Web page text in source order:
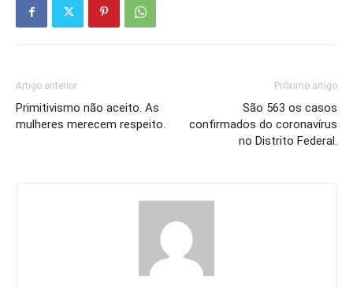
Artigo anterior
Primitivismo não aceito. As
mulheres merecem respeito.
Próximo artigo
São 563 os casos
confirmados do coronavírus
no Distrito Federal.